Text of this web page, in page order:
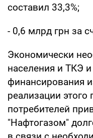
составил 33,3%;
- 0,6 млрд грн за
Экономически
населения и ТКЭ и
финансирования
реализации этого
потребителей
"Нафтогазом"